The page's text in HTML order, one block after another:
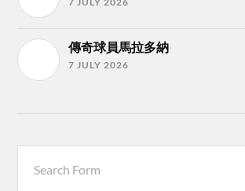
傳奇球員馬拉多納
7 JULY 2026